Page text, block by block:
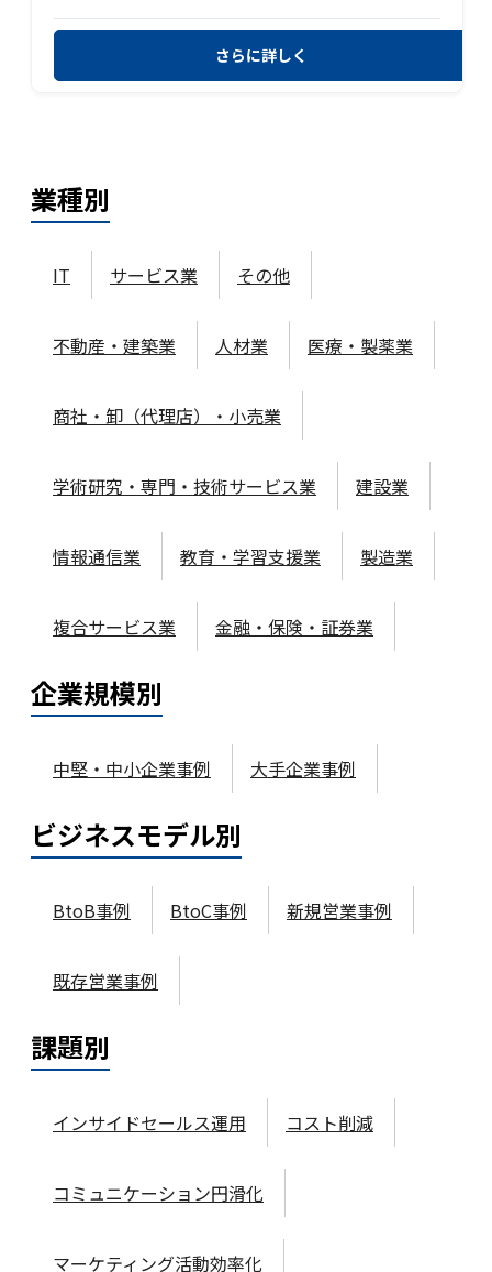
さらに詳しく
業種別
IT サービス業 その他
不動産・建築業 人材業 医療・製薬業
商社・卸（代理店）・小売業
学術研究・専門・技術サービス業 建設業
情報通信業 教育・学習支援業 製造業
複合サービス業 金融・保険・証券業
企業規模別
中堅・中小企業事例 大手企業事例
ビジネスモデル別
BtoB事例 BtoC事例 新規営業事例
既存営業事例
課題別
インサイドセールス運用 コスト削減
コミュニケーション円滑化
マーケティング活動効率化